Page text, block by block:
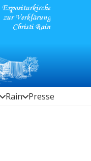
Rain Presse